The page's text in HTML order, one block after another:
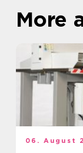
More
06. August